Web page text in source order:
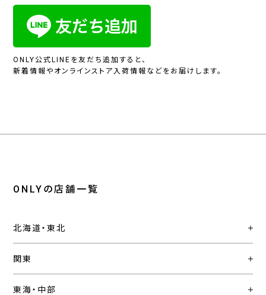
ONLY公式LINEを友だち追加すると、
新着情報やオンラインストア入荷情報などをお届けします。
ONLYの店舗一覧
北海道・東北
関東
東海・中部